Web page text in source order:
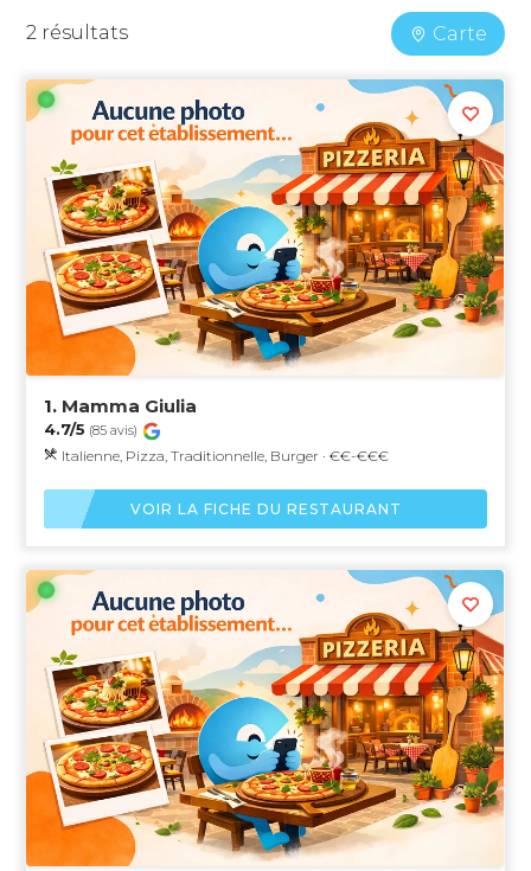
2 résultats Carte
1. Mamma Giulia
4.7/5 (85 avis)
Italienne, Pizza, Traditionnelle, Burger · €€-€€€
VOIR LA FICHE DU RESTAURANT